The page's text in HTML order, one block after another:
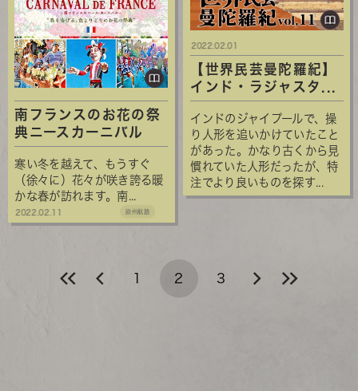
南フランスのお花の祭
典ニースカーニバル
寒い冬を越えて、もうすぐ
（徐々に）花々が咲き誇る暖
かな春が訪れます。南...
2022.02.11 欧州航路
【世界民芸曼陀羅紀】
インド・ラジャスタ...
インドのジャイプールで、操
り人形を追いかけていたこと
があった。かなり古くから見
慣れていた人形だったが、特
注でより良いものを探す...
2022.02.01
1 2 3